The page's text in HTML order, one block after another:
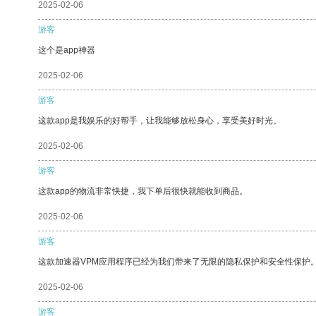
2025-02-06
游客
这个是app神器
2025-02-06
游客
这款app是我娱乐的好帮手，让我能够放松身心，享受美好时光。
2025-02-06
游客
这款app的物流非常快捷，我下单后很快就能收到商品。
2025-02-06
游客
这款加速器VPM应用程序已经为我们带来了无限的隐私保护和安全性保护
2025-02-06
游客